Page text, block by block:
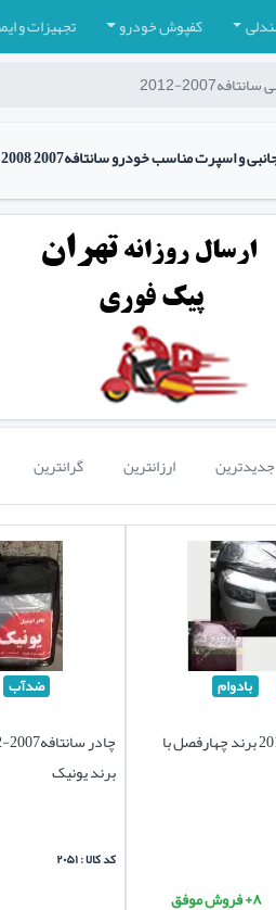
کفپوش خودرو تجهیزات و
2012
خودرو سانتافه2007 2008 2009 2010 2011 2012
جدیدترین ارزانترین گرانترین
بادوام
چادر سانتافه2007-2012 برند چهارفصل با
۸+ فروش موفق
ضدآب
برند یونیک
کد کالا : ۲۰۵۱